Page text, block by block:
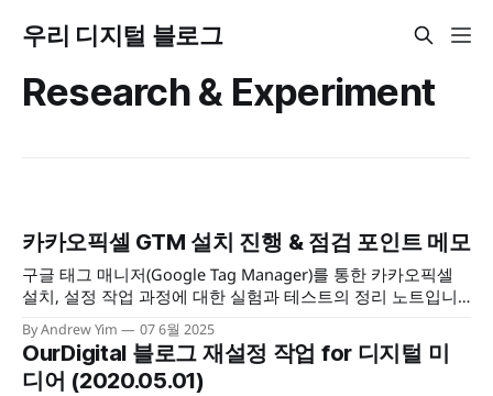
우리 디지털 블로그
Research & Experiment
카카오픽셀 GTM 설치 진행 & 점검 포인트 메모
구글 태그 매니저(Google Tag Manager)를 통한 카카오픽셀
설치, 설정 작업 과정에 대한 실험과 테스트의 정리 노트입니
다. 설치 준비, 설정, 테스트와 검증, 검수 작업의 전반적인 흐
름과 체크리스트를 정리해보았습니다.
By Andrew Yim 07 6월 2025
OurDigital 블로그 재설정 작업 for 디지털 미
디어 (2020.05.01)